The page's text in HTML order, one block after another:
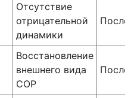
Отсутствие
отрицательной
динамики
После
Восстановление
внешнего вида
СОР
После